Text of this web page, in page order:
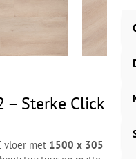
– Sterke Click
vloer met 1500 x 305